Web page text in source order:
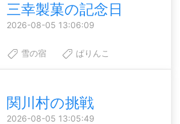
三幸製菓の記念日
2026-08-05 13:06:09
雪の宿 ぱりんこ
関川村の挑戦
2026-08-05 13:05:49